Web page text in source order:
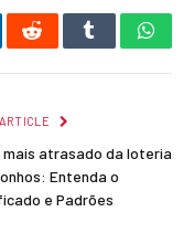
RedditTumblr
mais atrasado da loteria
Entenda o
e Padrões